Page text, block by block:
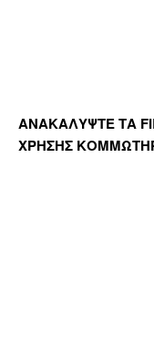
ΑΝΑΚΑΛΥΨΤΕ ΤΑ
ΧΡΗΣΗΣ